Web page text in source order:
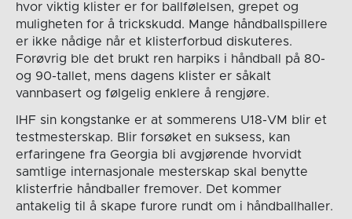
hvor viktig klister er for ballfølelsen, grepet og
muligheten for å trickskudd. Mange håndballspillere
er ikke nådige når et klisterforbud diskuteres.
Forøvrig ble det brukt ren harpiks i håndball på 80-
og 90-tallet, mens dagens klister er såkalt
vannbasert og følgelig enklere å rengjøre.
IHF sin kongstanke er at sommerens U18-VM blir et
testmesterskap. Blir forsøket en suksess, kan
erfaringene fra Georgia bli avgjørende hvorvidt
samtlige internasjonale mesterskap skal benytte
klisterfrie håndballer fremover. Det kommer
antakelig til å skape furore rundt om i håndballhaller.